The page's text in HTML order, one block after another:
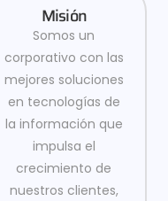
Misión
Somos un
corporativo con las
mejores soluciones
en tecnologías de
la información que
impulsa el
crecimiento de
nuestros clientes,